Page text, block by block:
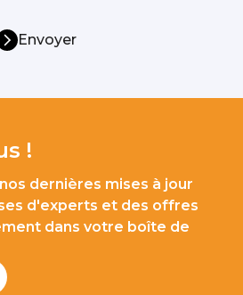
Envoyer
!
dernières mises à jour
d'experts et des offres
dans votre boîte de